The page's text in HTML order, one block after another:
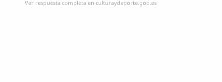
Ver respuesta completa en culturaydeporte.gob.es